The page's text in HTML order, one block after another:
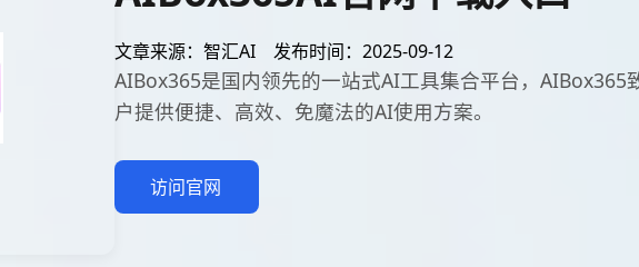
文章来源：智汇AI 发布时间：2025-09-12
AIBox365是国内领先的一站式AI工具集合平台，AIBox365
户提供便捷、高效、免魔法的AI使用方案。
访问官网